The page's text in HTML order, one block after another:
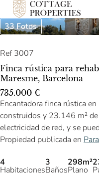
33 Fotos
Ref 3007
Finca rústica para
Maresme, Barcelona
735.000 €
Encantadora finca rústica
construidos y 23.146 m²
electricidad de red, y se
Propiedad publicada en
4
Habitaciones
3
Baños
298m²
Plano